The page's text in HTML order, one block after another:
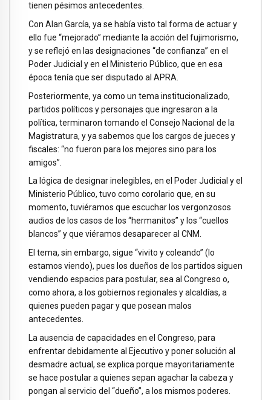
tienen pésimos antecedentes.
Con Alan García, ya se había visto tal forma de actuar y
ello fue “mejorado” mediante la acción del fujimorismo,
y se reflejó en las designaciones “de confianza” en el
Poder Judicial y en el Ministerio Público, que en esa
época tenía que ser disputado al APRA.
Posteriormente, ya como un tema institucionalizado,
partidos políticos y personajes que ingresaron a la
política, terminaron tomando el Consejo Nacional de la
Magistratura, y ya sabemos que los cargos de jueces y
fiscales: “no fueron para los mejores sino para los
amigos”.
La lógica de designar inelegibles, en el Poder Judicial y el
Ministerio Público, tuvo como corolario que, en su
momento, tuviéramos que escuchar los vergonzosos
audios de los casos de los “hermanitos” y los “cuellos
blancos” y que viéramos desaparecer al CNM.
El tema, sin embargo, sigue “vivito y coleando” (lo
estamos viendo), pues los dueños de los partidos siguen
vendiendo espacios para postular, sea al Congreso o,
como ahora, a los gobiernos regionales y alcaldías, a
quienes pueden pagar y que posean malos
antecedentes.
La ausencia de capacidades en el Congreso, para
enfrentar debidamente al Ejecutivo y poner solución al
desmadre actual, se explica porque mayoritariamente
se hace postular a quienes sepan agachar la cabeza y
pongan al servicio del “dueño”, a los mismos poderes.